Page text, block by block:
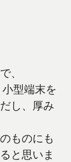
、
型端末を
し、厚み
ものにも
と思いま